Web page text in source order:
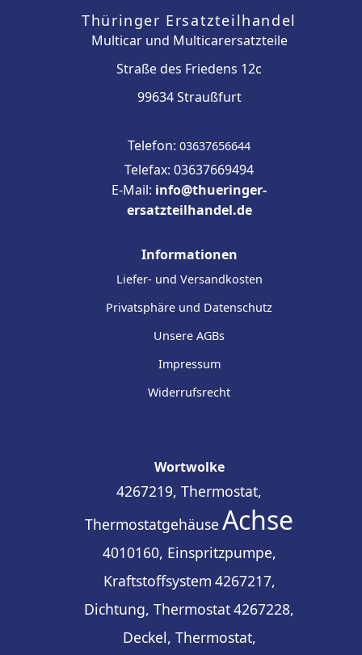
Thüringer Ersatzteilhandel
Multicar und Multicarersatzteile
Straße des Friedens 12c
99634 Straußfurt
Telefon: 03637656644
Telefax: 03637669494
E-Mail: info@thueringer-
ersatzteilhandel.de
Informationen
Liefer- und Versandkosten
Privatsphäre und Datenschutz
Unsere AGBs
Impressum
Widerrufsrecht
Wortwolke
4267219, Thermostat,
Thermostatgehäuse Achse
4010160, Einspritzpumpe,
Kraftstoffsystem 4267217,
Dichtung, Thermostat4267228,
Deckel, Thermostat,